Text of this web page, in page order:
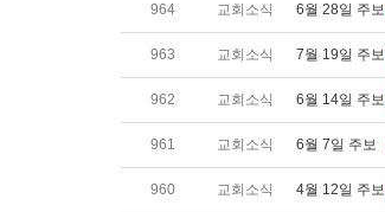
964 교회소식 6월 28일 주보
963 교회소식 7월 19일 주보
962 교회소식 6월 14일 주보
961 교회소식 6월 7일 주보
960 교회소식 4월 12일 주보